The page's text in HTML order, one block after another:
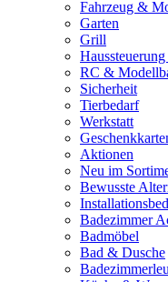
Fahrzeug &
Garten
Grill
RC &
Sicherheit
Tierbedarf
Werkstatt
Aktionen
Neu im
Bewusste
Badezimmer
Badmöbel
Bad & Dusche